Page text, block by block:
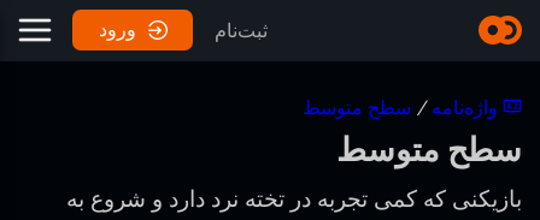
ثبت‌نام ورود
واژه‌نامه / سطح متوسط
سطح متوسط
بازیکنی که کمی تجربه در تخته نرد دارد و شروع به